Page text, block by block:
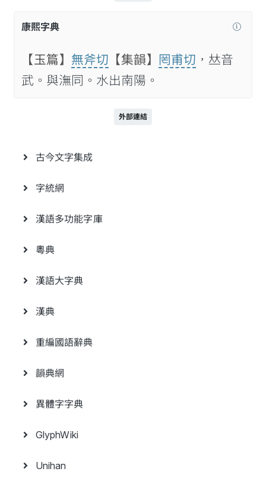
康熙字典
【玉篇】 無斧切 【集韻】 罔甫切 ，𠀤音
武。與潕同。水出南陽。
外部連結
古今文字集成
字統網
漢語多功能字庫
粵典
漢語大字典
漢典
重編國語辭典
韻典網
異體字字典
GlyphWiki
Unihan